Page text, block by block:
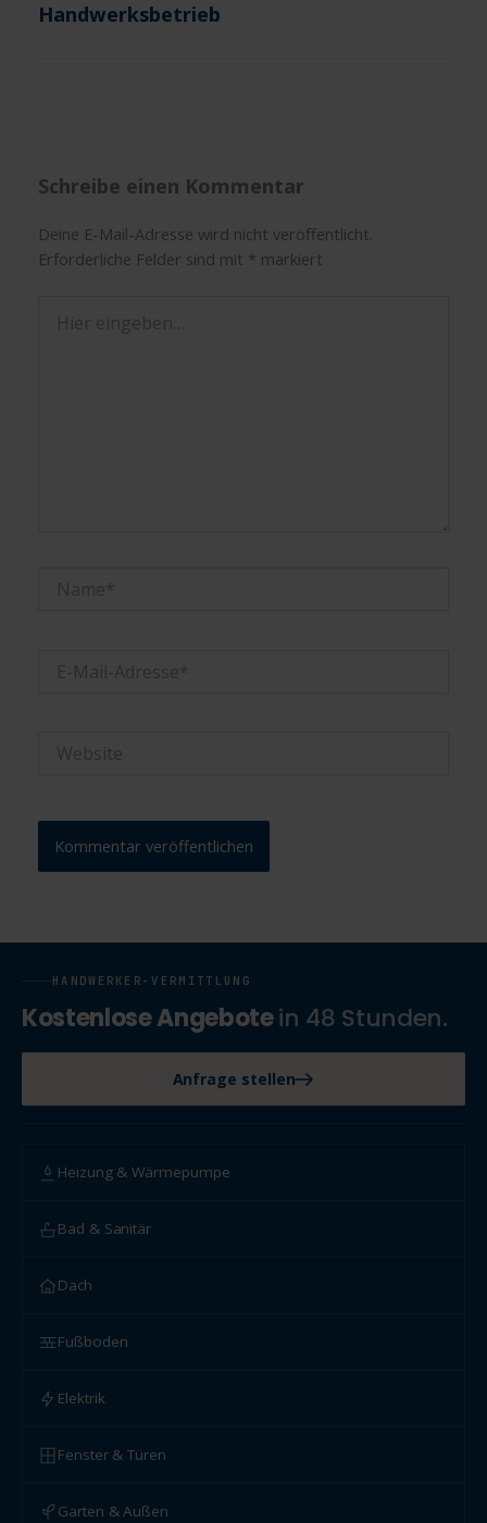
Handwerksbetrieb
Schreibe einen Kommentar
Deine E-Mail-Adresse wird nicht veröffentlicht.
Erforderliche Felder sind mit * markiert
eingeben…
Mail-
HANDWERKER-VERMITTLUNG
Kostenlose Angebotein 48 Stunden.
Anfrage stellen
Heizung & Wärmepumpe
Bad & Sanitär
Dach
Fußboden
Elektrik
Fenster & Türen
Garten & Außen